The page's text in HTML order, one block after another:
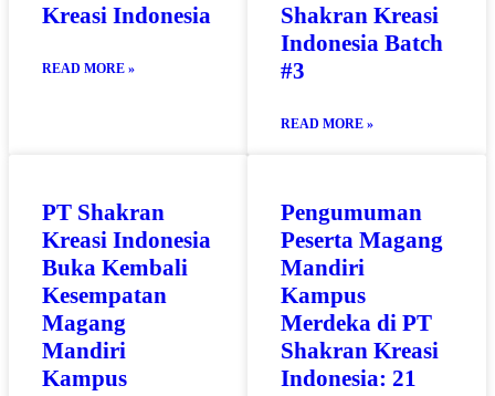
Kreasi Indonesia
READ MORE »
Shakran Kreasi
Indonesia Batch
#3
READ MORE »
PT Shakran
Kreasi Indonesia
Buka Kembali
Kesempatan
Magang
Mandiri
Kampus
Pengumuman
Peserta Magang
Mandiri
Kampus
Merdeka di PT
Shakran Kreasi
Indonesia: 21